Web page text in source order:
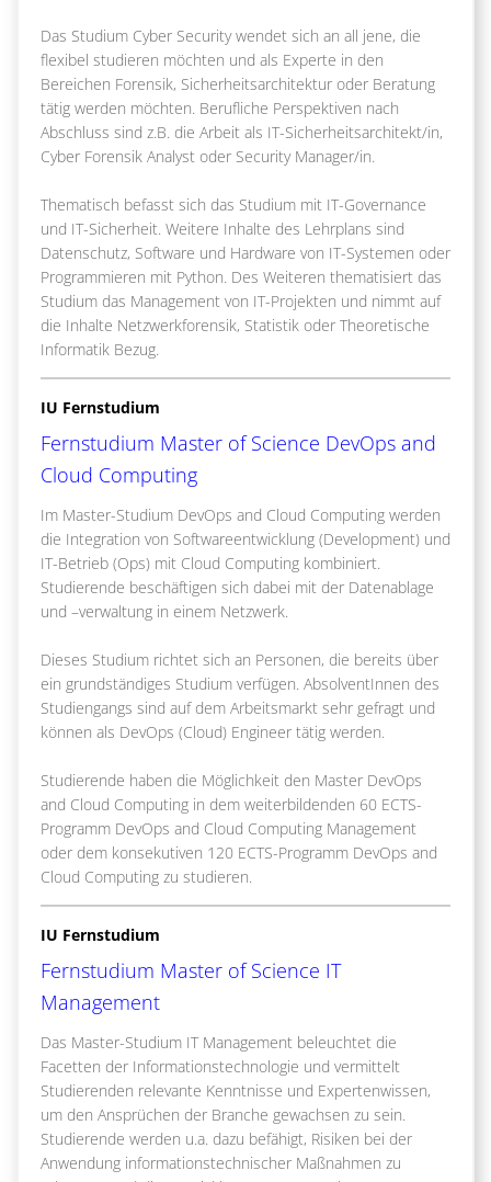
Das Studium Cyber Security wendet sich an all jene, die
flexibel studieren möchten und als Experte in den
Bereichen Forensik, Sicherheitsarchitektur oder Beratung
tätig werden möchten. Berufliche Perspektiven nach
Abschluss sind z.B. die Arbeit als IT-Sicherheitsarchitekt/in,
Cyber Forensik Analyst oder Security Manager/in.
Thematisch befasst sich das Studium mit IT-Governance
und IT-Sicherheit. Weitere Inhalte des Lehrplans sind
Datenschutz, Software und Hardware von IT-Systemen oder
Programmieren mit Python. Des Weiteren thematisiert das
Studium das Management von IT-Projekten und nimmt auf
die Inhalte Netzwerkforensik, Statistik oder Theoretische
Informatik Bezug.
IU Fernstudium
Fernstudium Master of Science DevOps and
Cloud Computing
Im Master-Studium DevOps and Cloud Computing werden
die Integration von Softwareentwicklung (Development) und
IT-Betrieb (Ops) mit Cloud Computing kombiniert.
Studierende beschäftigen sich dabei mit der Datenablage
und –verwaltung in einem Netzwerk.
Dieses Studium richtet sich an Personen, die bereits über
ein grundständiges Studium verfügen. AbsolventInnen des
Studiengangs sind auf dem Arbeitsmarkt sehr gefragt und
können als DevOps (Cloud) Engineer tätig werden.
Studierende haben die Möglichkeit den Master DevOps
and Cloud Computing in dem weiterbildenden 60 ECTS-
Programm DevOps and Cloud Computing Management
oder dem konsekutiven 120 ECTS-Programm DevOps and
Cloud Computing zu studieren.
IU Fernstudium
Fernstudium Master of Science IT
Management
Das Master-Studium IT Management beleuchtet die
Facetten der Informationstechnologie und vermittelt
Studierenden relevante Kenntnisse und Expertenwissen,
um den Ansprüchen der Branche gewachsen zu sein.
Studierende werden u.a. dazu befähigt, Risiken bei der
Anwendung informationstechnischer Maßnahmen zu